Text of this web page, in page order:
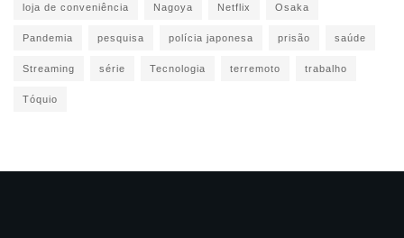
loja de conveniência Nagoya Netflix Osaka
Pandemia pesquisa polícia japonesa prisão saúde
Streaming série Tecnologia terremoto trabalho
Tóquio